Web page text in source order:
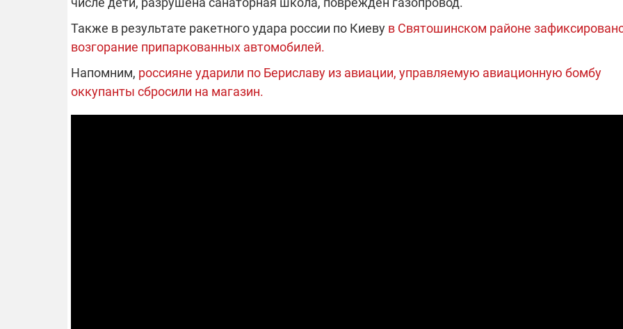
Также в результате ракетного удара россии по Киеву в Святошинском районе
возгорание припаркованных автомобилей.
Напомним, россияне ударили по Бериславу из авиации, управляемую авиационную бомбу
оккупанты сбросили на магазин.